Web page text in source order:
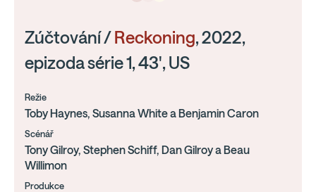
Zúčtování / Reckoning, 2022,
epizoda série 1, 43', US
Režie
Toby Haynes, Susanna White a Benjamin Caron
Scénář
Tony Gilroy, Stephen Schiff, Dan Gilroy a Beau
Willimon
Produkce